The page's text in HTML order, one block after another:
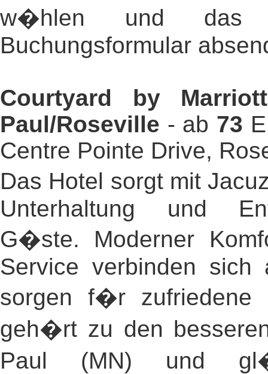
w�hlen und das
Buchungsformular
Courtyard by
Paul/Roseville - ab 73
Centre Pointe Drive,
Das Hotel sorgt mit
Unterhaltung und
G�ste. Moderner
Service verbinden
sorgen f�r
geh�rt zu den
Paul (MN) und